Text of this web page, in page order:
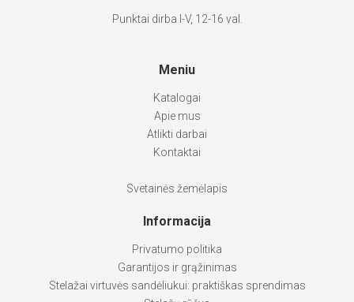
Punktai dirba I-V, 12-16 val.
Meniu
Katalogai
Apie mus
Atlikti darbai
Kontaktai
Svetainės žemėlapis
Informacija
Privatumo politika
Garantijos ir grąžinimas
Stelažai virtuvės sandėliukui: praktiškas sprendimas